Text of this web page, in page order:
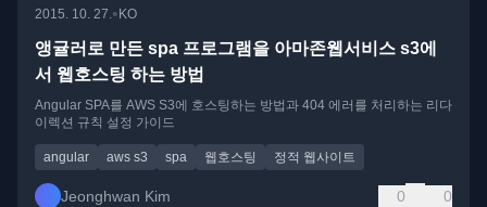
2015. 10. 27.• KO
앵귤러로 만든 spa 프로그램을 아마존웹서비스 s3에
서 웹호스팅 하는 방법
Angular SPA를 AWS S3에 호스팅하는 방법과 404 에러를 처리하는 리다
이렉션 규칙 설정 가이드
angular aws s3 spa 웹호스팅 정적 웹사이트
Jeonghwan Kim 0 0